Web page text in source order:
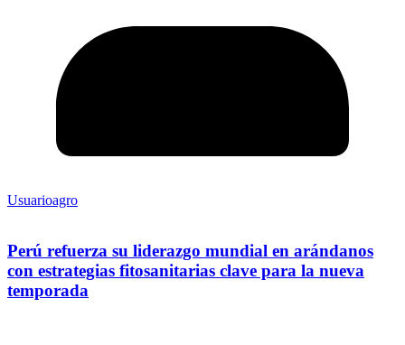
Usuarioagro
Perú refuerza su liderazgo mundial en arándanos
con estrategias fitosanitarias clave para la nueva
temporada